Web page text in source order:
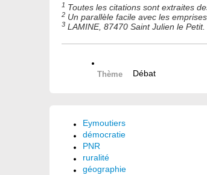
1 Toutes les citations sont extraites
2 Un parallèle facile avec les
3 LAMINE, 87470 Saint Julien le Petit.
Thème Débat
Eymoutiers
démocratie
PNR
ruralité
géographie